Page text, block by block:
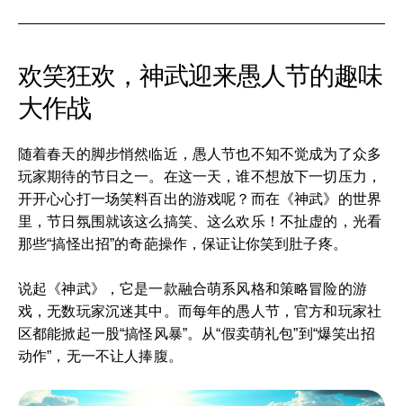
欢笑狂欢，神武迎来愚人节的趣味
大作战
随着春天的脚步悄然临近，愚人节也不知不觉成为了众多
玩家期待的节日之一。在这一天，谁不想放下一切压力，
开开心心打一场笑料百出的游戏呢？而在《神武》的世界
里，节日氛围就该这么搞笑、这么欢乐！不扯虚的，光看
那些“搞怪出招”的奇葩操作，保证让你笑到肚子疼。
说起《神武》，它是一款融合萌系风格和策略冒险的游
戏，无数玩家沉迷其中。而每年的愚人节，官方和玩家社
区都能掀起一股“搞怪风暴”。从“假卖萌礼包”到“爆笑出招
动作”，无一不让人捧腹。